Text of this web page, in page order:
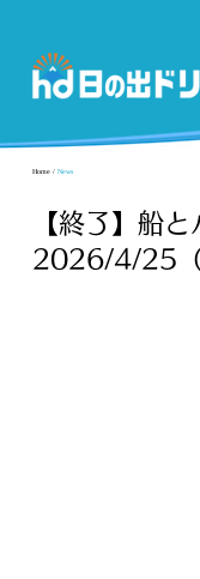
Home/ News
【終了】船
2026/4/25（